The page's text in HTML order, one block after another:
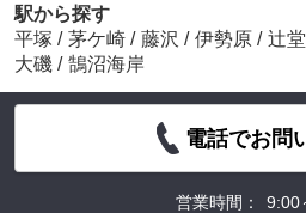
駅から探す
平塚 / 茅ケ崎 / 藤沢 / 伊勢原 / 辻堂
大磯 / 鵠沼海岸
電話でお問
営業時間：
9:00